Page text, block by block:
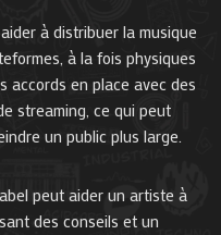
à distribuer la musique
à la fois physiques
accords en place avec des
streaming, ce qui peut
un public plus large.
peut aider un artiste à
des conseils et un